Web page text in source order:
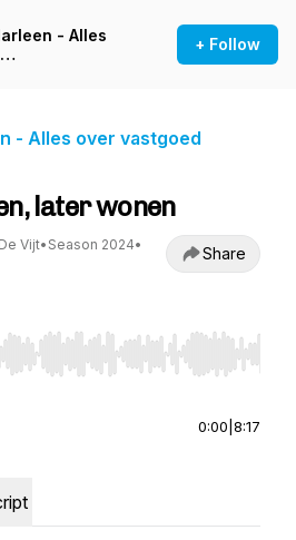
- Alles
+ Follow
- Alles over vastgoed
later wonen
Vijt• Season 2024•
Share
to seek, Home/End to jump to
0:00 8:17